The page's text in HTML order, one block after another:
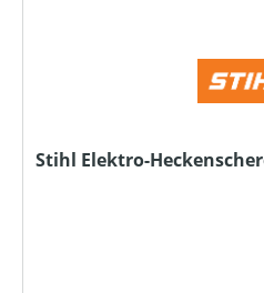
Stihl Elektro-